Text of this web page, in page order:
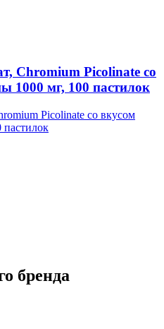
Chromium Picolinate со
1000 мг, 100 пастилок
бренда